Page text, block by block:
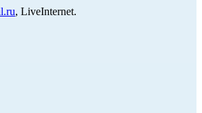
, LiveInternet.